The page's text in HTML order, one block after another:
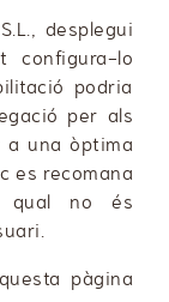
desplegui
configura-lo
podria
per als
a una òptima
es recomana
qual no és
pàgina